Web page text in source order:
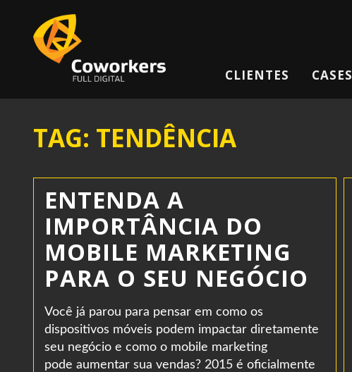
CLIENTES CASES
TAG: TENDÊNCIA
ENTENDA A
IMPORTÂNCIA DO
MOBILE MARKETING
PARA O SEU NEGÓCIO
Você já parou para pensar em como os
dispositivos móveis podem impactar diretamente
seu negócio e como o mobile marketing
pode aumentar sua vendas? 2015 é oficialmente